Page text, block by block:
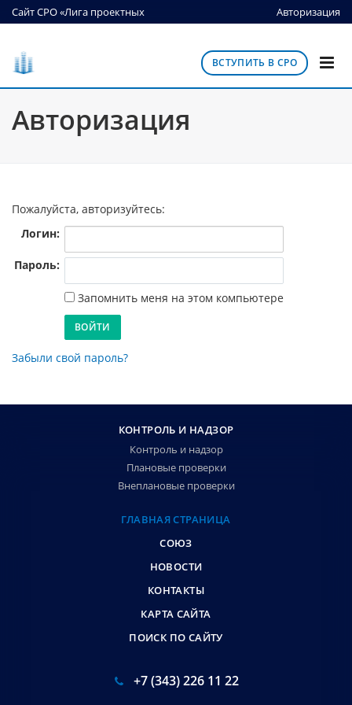
Сайт СРО «Лига проектных
организаций»
Авторизация
ВСТУПИТЬ В СРО
Авторизация
Пожалуйста, авторизуйтесь:
Логин:
Пароль:
Запомнить меня на этом компьютере
Забыли свой пароль?
КОНТРОЛЬ И НАДЗОР
Контроль и надзор
Плановые проверки
Внеплановые проверки
ГЛАВНАЯ СТРАНИЦА
СОЮЗ
НОВОСТИ
КОНТАКТЫ
КАРТА САЙТА
ПОИСК ПО САЙТУ
+7 (343) 226 11 22